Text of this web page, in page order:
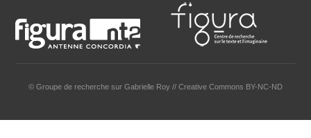
© Groupe de recherche sur Gabrielle Roy // Creative Commons BY-NC-ND